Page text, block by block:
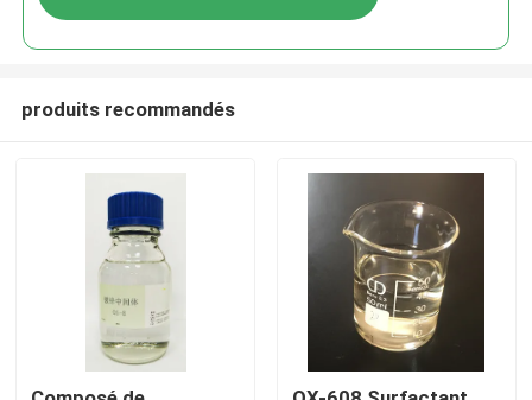
produits recommandés